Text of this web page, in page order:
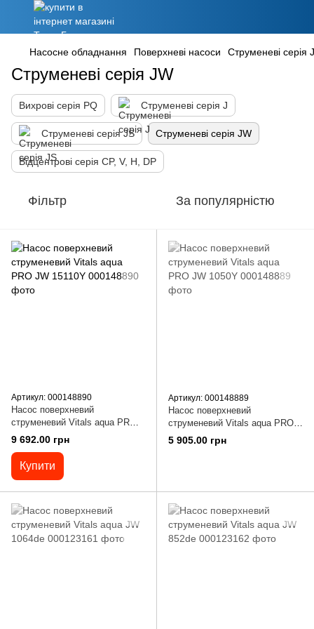
Насосне обладнання Поверхневі насоси Струменеві серія
Струменеві серія JW
Вихрові серія PQ Струменеві серія J
Струменеві серія JS Струменеві серія JW
Відцентрові серія CP, V, H, DP
Фільтр За популярністю
Артикул: 000148890
Насос поверхневий
струменевий Vitals aqua PRO
JW 15110Y
9 692.00 грн
Купити
Артикул: 000148889
Насос поверхневий
струменевий Vitals aqua PRO
JW 1050Y
5 905.00 грн